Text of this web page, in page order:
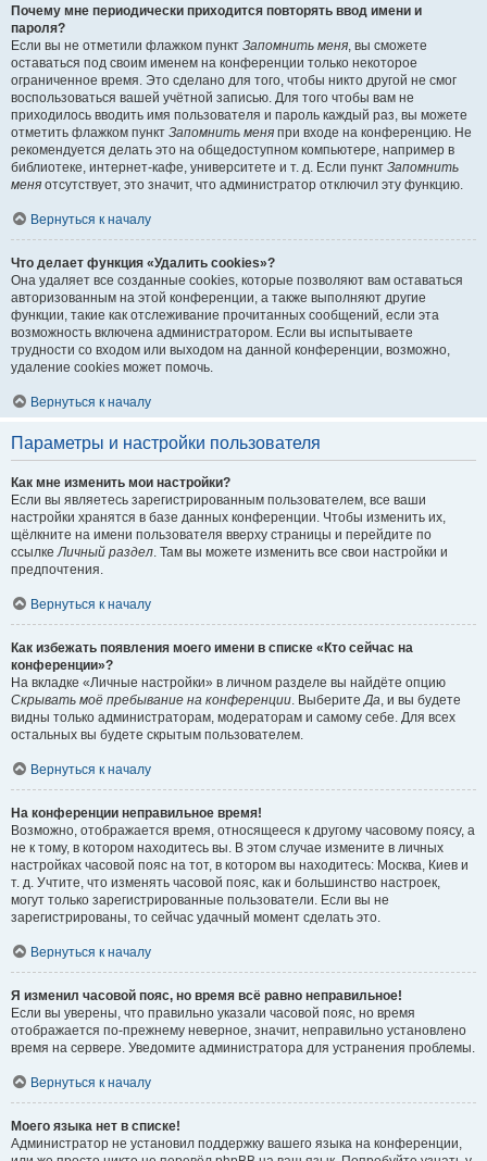
Почему мне периодически приходится повторять ввод имени и
пароля?
Если вы не отметили флажком пункт Запомнить меня, вы сможете
оставаться под своим именем на конференции только некоторое
ограниченное время. Это сделано для того, чтобы никто другой не смог
воспользоваться вашей учётной записью. Для того чтобы вам не
приходилось вводить имя пользователя и пароль каждый раз, вы можете
отметить флажком пункт Запомнить меня при входе на конференцию. Не
рекомендуется делать это на общедоступном компьютере, например в
библиотеке, интернет-кафе, университете и т. д. Если пункт Запомнить
меня отсутствует, это значит, что администратор отключил эту функцию.
Вернуться к началу
Что делает функция «Удалить cookies»?
Она удаляет все созданные cookies, которые позволяют вам оставаться
авторизованным на этой конференции, а также выполняют другие
функции, такие как отслеживание прочитанных сообщений, если эта
возможность включена администратором. Если вы испытываете
трудности со входом или выходом на данной конференции, возможно,
удаление cookies может помочь.
Вернуться к началу
Параметры и настройки пользователя
Как мне изменить мои настройки?
Если вы являетесь зарегистрированным пользователем, все ваши
настройки хранятся в базе данных конференции. Чтобы изменить их,
щёлкните на имени пользователя вверху страницы и перейдите по
ссылкеЛичный раздел. Там вы можете изменить все свои настройки и
предпочтения.
Вернуться к началу
Как избежать появления моего имени в списке «Кто сейчас на
конференции»?
На вкладке «Личные настройки» в личном разделе вы найдёте опцию
Скрывать моё пребывание на конференции. ВыберитеДа, и вы будете
видны только администраторам, модераторам и самому себе. Для всех
остальных вы будете скрытым пользователем.
Вернуться к началу
На конференции неправильное время!
Возможно, отображается время, относящееся к другому часовому поясу, а
не к тому, в котором находитесь вы. В этом случае измените в личных
настройках часовой пояс на тот, в котором вы находитесь: Москва, Киев и
т. д. Учтите, что изменять часовой пояс, как и большинство настроек,
могут только зарегистрированные пользователи. Если вы не
зарегистрированы, то сейчас удачный момент сделать это.
Вернуться к началу
Я изменил часовой пояс, но время всё равно неправильное!
Если вы уверены, что правильно указали часовой пояс, но время
отображается по-прежнему неверное, значит, неправильно установлено
время на сервере. Уведомите администратора для устранения проблемы.
Вернуться к началу
Моего языка нет в списке!
Администратор не установил поддержку вашего языка на конференции,